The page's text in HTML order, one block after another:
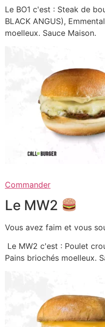
Le BO1 c'est : Steak de
BLACK ANGUS),
moelleux. Sauce Maison.
Commander
Le MW2
Vous avez faim et vous
Le MW2 c'est : Poulet
Pains briochés moelleux.